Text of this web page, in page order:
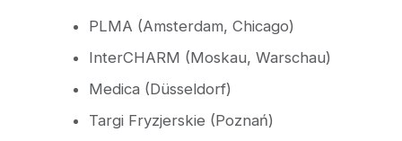
PLMA (Amsterdam, Chicago)
InterCHARM (Moskau, Warschau)
Medica (Düsseldorf)
Targi Fryzjerskie (Poznań)